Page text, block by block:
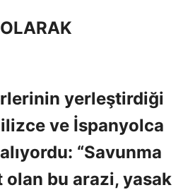
yerleştirdiği
ve İspanyolca
“Savunma
olan bu arazi, yasak